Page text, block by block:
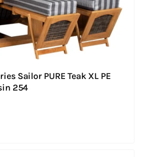
Sailor PURE Teak XL PE
254